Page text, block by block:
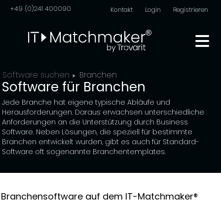
+49 (0)241 400090 Kontakt Login Registrieren
Software suchen Branchen
Software für Branchen
Jede Branche hat eigene typische Abläufe und
Herausforderungen. Daraus erwachsen unterschiedliche
Anforderungen an die Unterstützung durch Business
Software. Neben Lösungen, die speziell für bestimmte
Branchen entwickelt wurden, gibt es auch für Standard-
Software oft sogenannte Branchentemplates.
Branchensoftware auf dem IT-Matchmaker®